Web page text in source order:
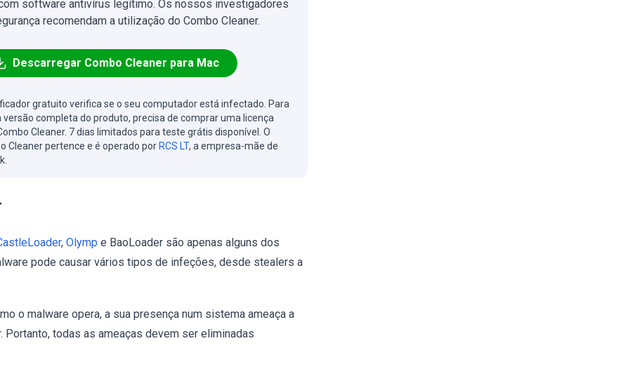
software antivírus legítimo. Os nossos investigadores
recomendam a utilização do Combo Cleaner.
Descarregar Combo Cleaner para Mac
gratuito verifica se o seu computador está infectado. Para
versão completa do produto, precisa de comprar uma licença
Cleaner. 7 dias limitados para teste grátis disponível. O
Cleaner pertence e é operado por RCS LT, a empresa-mãe de
, Olymp e BaoLoader são apenas alguns dos
pode causar vários tipos de infeções, desde stealers a
o malware opera, a sua presença num sistema ameaça a
todas as ameaças devem ser eliminadas